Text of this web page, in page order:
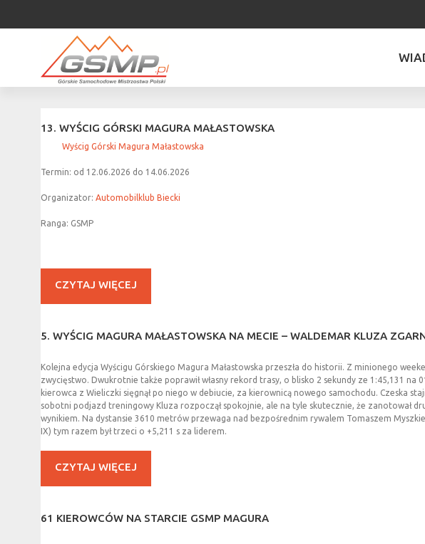
13. WYŚCIG GÓRSKI MAGURA MAŁASTOWSKA
Wyścig Górski Magura Małastowska
Termin: od 12.06.2026 do 14.06.2026
Organizator: Automobilklub Biecki
Ranga: GSMP
CZYTAJ WIĘCEJ
5. WYŚCIG MAGURA MAŁASTOWSKA NA MECIE – WALDEMAR KLUZA
Kolejna edycja Wyścigu Górskiego Magura Małastowska przeszła do historii. Z minionego
zwycięstwo. Dwukrotnie także poprawił własny rekord trasy, o blisko 2 sekundy ze 1:45,131
kierowca z Wieliczki sięgnął po niego w debiucie, za kierownicą nowego samochodu. Czeska
sobotni podjazd treningowy Kluza rozpoczął spokojnie, ale na tyle skutecznie, że zanotował
wynikiem. Na dystansie 3610 metrów przewaga nad bezpośrednim rywalem Tomaszem
IX) tym razem był trzeci o +5,211 s za liderem.
CZYTAJ WIĘCEJ
61 KIEROWCÓW NA STARCIE GSMP MAGURA